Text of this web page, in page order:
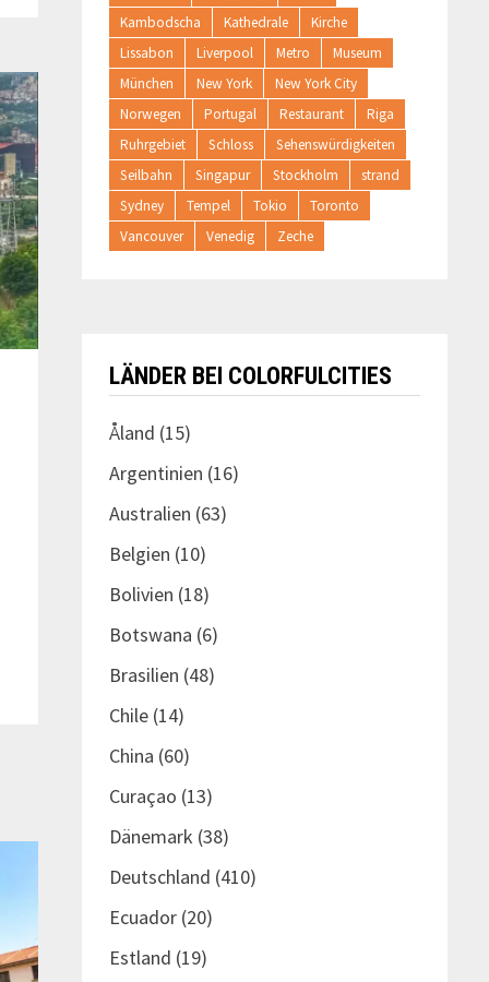
Kambodscha
Kathedrale
Kirche
Lissabon
Liverpool Metro
Museum
München
New York
New York City
Norwegen
Portugal Restaurant
Riga
Ruhrgebiet
Schloss
Sehenswürdigkeiten
Seilbahn
Singapur Stockholm
strand
Sydney
Tempel Tokio
Toronto
Vancouver
Venedig Zeche
LÄNDER BEI COLORFULCITIES
Åland (15)
Argentinien (16)
Australien (63)
Belgien (10)
Bolivien (18)
Botswana (6)
Brasilien (48)
Chile(14)
China (60)
Curaçao (13)
Dänemark (38)
Deutschland (410)
Ecuador(20)
Estland (19)